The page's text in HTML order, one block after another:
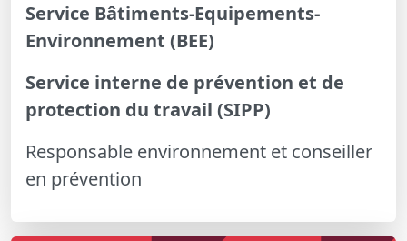
Service Bâtiments-Equipements-
Environnement (BEE)
Service interne de prévention et de
protection du travail (SIPP)
Responsable environnement et conseiller
en prévention